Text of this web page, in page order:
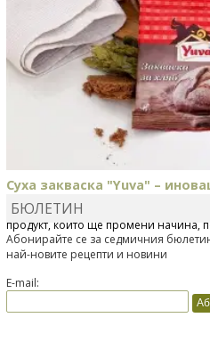
Суха закваска "Yuva" –
Отскоро Лесафр България стартира
продукт, който ще промени начина,
БЮЛЕТИН
Абонирайте се за седмичния
най-новите рецепти и новини
E-mail: